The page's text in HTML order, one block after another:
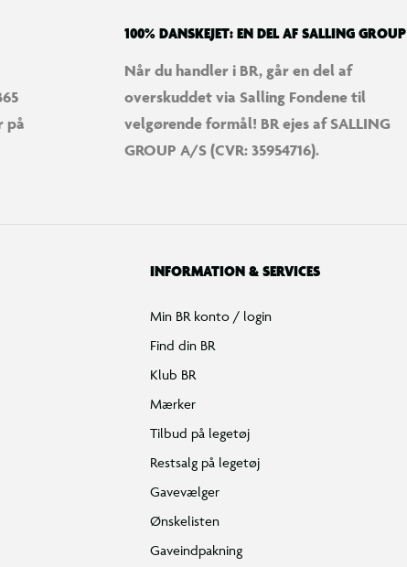
på
100% DANSKEJET: EN DEL AF SALLING GROUP
Når du handler i BR, går en del af
overskuddet via Salling Fondene til
velgørende formål! BR ejes af SALLING
GROUP A/S (CVR: 35954716).
INFORMATION & SERVICES
Min BR konto / login
Find din BR
Klub BR
Mærker
Tilbud på legetøj
Restsalg på legetøj
Gavevælger
Ønskelisten
Gaveindpakning